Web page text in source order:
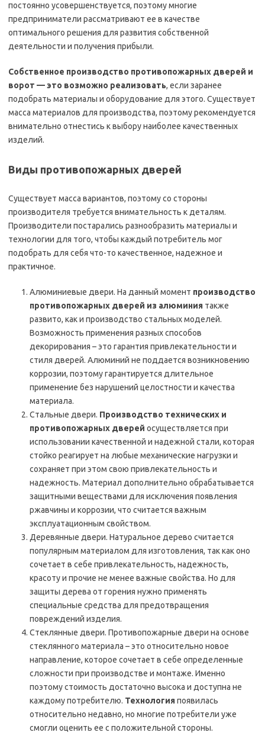
постоянно усовершенствуется, поэтому многие
предприниматели рассматривают ее в качестве
оптимального решения для развития собственной
деятельности и получения прибыли.
Собственное производство противопожарных дверей и
ворот — это возможно реализовать, если заранее
подобрать материалы и оборудование для этого. Существует
масса материалов для производства, поэтому рекомендуется
внимательно отнестись к выбору наиболее качественных
изделий.
Виды противопожарных дверей
Существует масса вариантов, поэтому со стороны
производителя требуется внимательность к деталям.
Производители постарались разнообразить материалы и
технологии для того, чтобы каждый потребитель мог
подобрать для себя что-то качественное, надежное и
практичное.
Алюминиевые двери. На данный момент производство
противопожарных дверей из алюминия также
развито, как и производство стальных моделей.
Возможность применения разных способов
декорирования – это гарантия привлекательности и
стиля дверей. Алюминий не поддается возникновению
коррозии, поэтому гарантируется длительное
применение без нарушений целостности и качества
материала.
Стальные двери. Производство технических и
противопожарных дверей осуществляется при
использовании качественной и надежной стали, которая
стойко реагирует на любые механические нагрузки и
сохраняет при этом свою привлекательность и
надежность. Материал дополнительно обрабатывается
защитными веществами для исключения появления
ржавчины и коррозии, что считается важным
эксплуатационным свойством.
Деревянные двери. Натуральное дерево считается
популярным материалом для изготовления, так как оно
сочетает в себе привлекательность, надежность,
красоту и прочие не менее важные свойства. Но для
защиты дерева от горения нужно применять
специальные средства для предотвращения
повреждений изделия.
Стеклянные двери. Противопожарные двери на основе
стеклянного материала – это относительно новое
направление, которое сочетает в себе определенные
сложности при производстве и монтаже. Именно
поэтому стоимость достаточно высока и доступна не
каждому потребителю. Технологияпоявилась
относительно недавно, но многие потребители уже
смогли оценить ее с положительной стороны.